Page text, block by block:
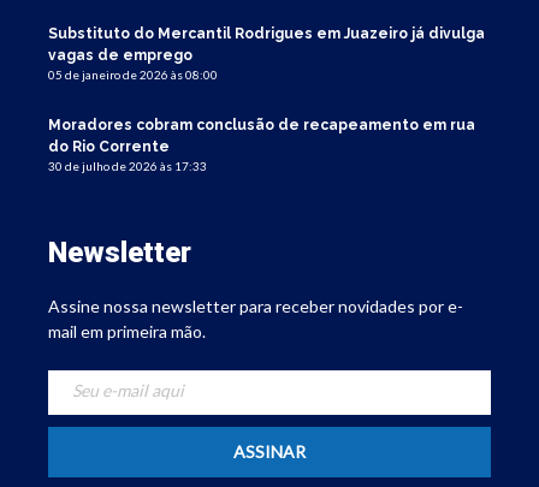
Substituto do Mercantil Rodrigues em Juazeiro já divulga
vagas de emprego
05 de janeiro de 2026 às 08:00
Moradores cobram conclusão de recapeamento em rua
do Rio Corrente
30 de julho de 2026 às 17:33
Newsletter
Assine nossa newsletter para receber novidades por e-
mail em primeira mão.